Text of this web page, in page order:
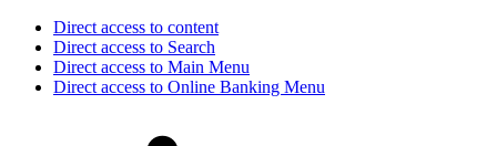
Direct access to content
Direct access to Search
Direct access to Main Menu
Direct access to Online Banking Menu